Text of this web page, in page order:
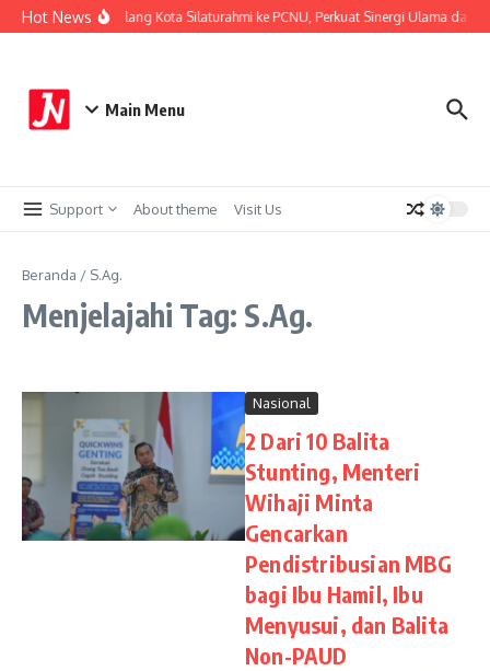
Lewati ke konten
Hot News
Kapolresta Malang Kota Silaturahmi ke PCNU, Perkuat Sinergi Ulama dan
Main Menu
Support About theme Visit Us
Beranda / S.Ag.
Menjelajahi Tag: S.Ag.
Nasional
2 Dari 10 Balita
Stunting, Menteri
Wihaji Minta
Gencarkan
Pendistribusian MBG
bagi Ibu Hamil, Ibu
Menyusui, dan Balita
Non-PAUD